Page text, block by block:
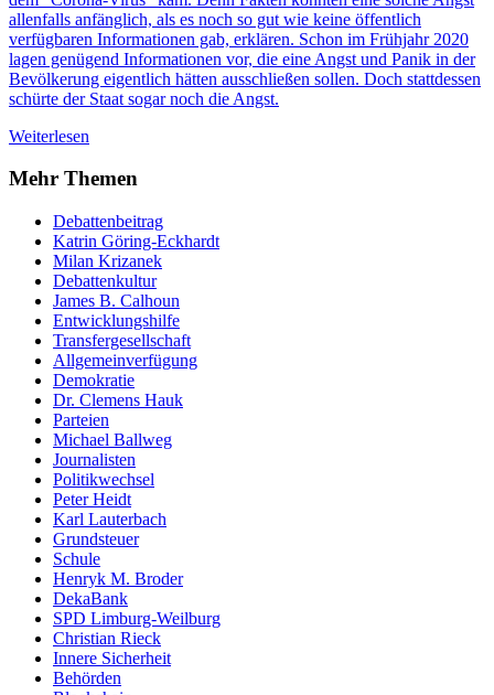
allenfalls anfänglich, als es noch so gut wie keine öffentlich
verfügbaren Informationen gab, erklären. Schon im Frühjahr 2020
lagen genügend Informationen vor, die eine Angst und Panik in der
Bevölkerung eigentlich hätten ausschließen sollen. Doch stattdessen
schürte der Staat sogar noch die Angst.
Weiterlesen
Mehr Themen
Debattenbeitrag
Katrin Göring-Eckhardt
Milan Krizanek
Debattenkultur
James B. Calhoun
Entwicklungshilfe
Transfergesellschaft
Allgemeinverfügung
Demokratie
Dr. Clemens Hauk
Parteien
Michael Ballweg
Journalisten
Politikwechsel
Peter Heidt
Karl Lauterbach
Grundsteuer
Schule
Henryk M. Broder
DekaBank
SPD Limburg-Weilburg
Christian Rieck
Innere Sicherheit
Behörden